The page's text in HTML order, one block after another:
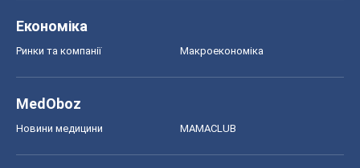
Економіка
Ринки та компанії Макроекономіка
MedOboz
Новини медицини MAMACLUB